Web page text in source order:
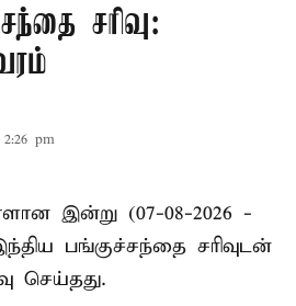
சரிவு:
pm
இன்று (07-08-2026 -
பங்குச்சந்தை சரிவுடன்
செய்தது.